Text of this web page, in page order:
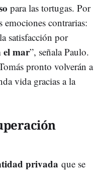
para las tortugas. Por
contrarias:
satisfacción por
el mar”, señala Paulo.
pronto volverán a
vida gracias a la
privada que se